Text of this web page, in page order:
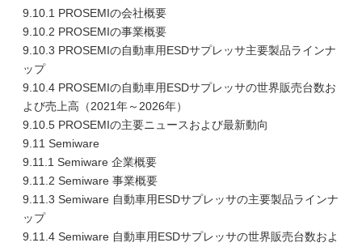
9.10.1 PROSEMIの会社概要
9.10.2 PROSEMIの事業概要
9.10.3 PROSEMIの自動車用ESDサプレッサ主要製品ラインナ
ップ
9.10.4 PROSEMIの自動車用ESDサプレッサの世界販売台数お
よび売上高（2021年～2026年）
9.10.5 PROSEMIの主要ニュースおよび最新動向
9.11 Semiware
9.11.1 Semiware 企業概要
9.11.2 Semiware 事業概要
9.11.3 Semiware 自動車用ESDサプレッサの主要製品ラインナ
ップ
9.11.4 Semiware 自動車用ESDサプレッサの世界販売台数およ